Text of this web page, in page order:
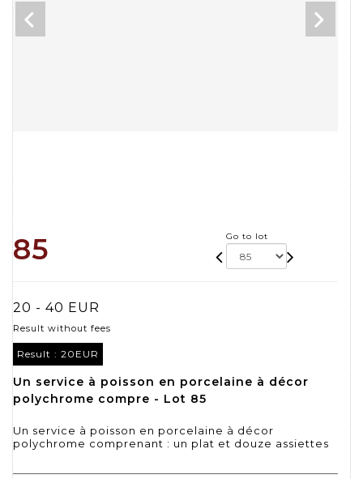
85 Go to lot
20 - 40 EUR
Result without fees
Result : 20EUR
Un service à poisson en porcelaine à décor
polychrome compre - Lot 85
Un service à poisson en porcelaine à décor
polychrome comprenant : un plat et douze assiettes